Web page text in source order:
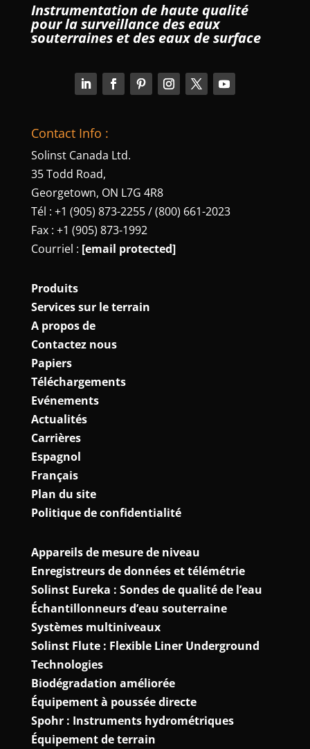
Instrumentation de haute qualité
pour la surveillance des eaux
souterraines et des eaux de surface
Contact Info :
Solinst Canada Ltd.
35 Todd Road,
Georgetown, ON L7G 4R8
Tél : +1 (905) 873-2255 / (800) 661-2023
Fax : +1 (905) 873-1992
Courriel : [email protected]
Produits
Services sur le terrain
A propos de
Contactez nous
Papiers
Téléchargements
Evénements
Actualités
Carrières
Espagnol
Français
Plan du site
Politique de confidentialité
Appareils de mesure de niveau
Enregistreurs de données et télémétrie
Solinst Eureka : Sondes de qualité de l’eau
Échantillonneurs d’eau souterraine
Systèmes multiniveaux
Solinst Flute : Flexible Liner Underground
Technologies
Biodégradation améliorée
Équipement à poussée directe
Spohr : Instruments hydrométriques
Équipement de terrain